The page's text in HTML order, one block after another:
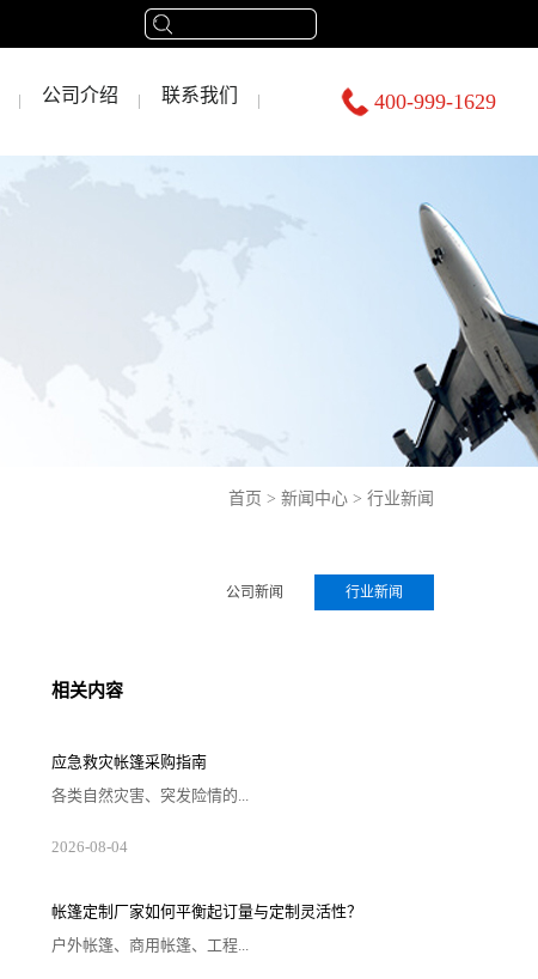
公司介绍 联系我们 400-999-1629
首页 > 新闻中心 > 行业新闻
公司新闻 行业新闻
相关内容
应急救灾帐篷采购指南
各类自然灾害、突发险情的...
2026-08-04
帐篷定制厂家如何平衡起订量与定制灵活性？
户外帐篷、商用帐篷、工程...